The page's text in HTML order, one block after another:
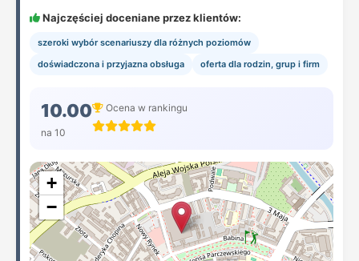
Najczęściej doceniane przez klientów:
szeroki wybór scenariuszy dla różnych poziomów
doświadczona i przyjazna obsługa
oferta dla rodzin, grup i firm
10.00
na 10
Ocena w rankingu
+
−